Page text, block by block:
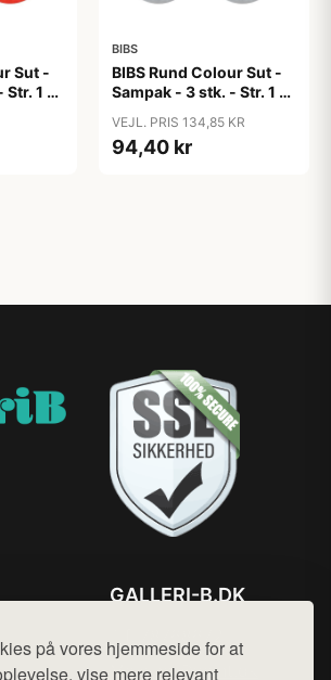
på vores hjemmeside for at
vise mere relevant
Sut -
Str. 1 -
BIBS
BIBS Rund Colour Sut -
Sampak - 3 stk. - Str. 1 -
VEJL. PRIS 134,85 KR
94,40 kr
GALLERI-B.DK
Mail: hej@want.dk